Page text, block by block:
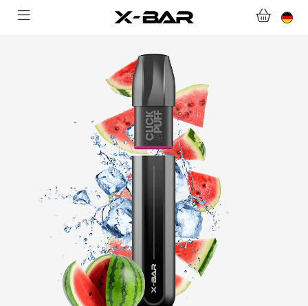
WILLKOMMEN BEI X-BAR.CO
COLLECTIONS
KONTAKTIERE UNS.
WERDEN SIE X-BAR-GROSSHÄNDLER
MEIN KONTO